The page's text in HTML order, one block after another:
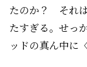
たのか？ それ
たすぎる。せっ
ッドの真ん中に